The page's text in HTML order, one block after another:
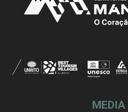
MEDIA